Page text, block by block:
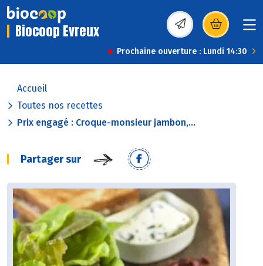
Biocoop Evreux (s’ouvre dans une
Prochaine ouverture : Lundi 14:30
Accueil
Toutes nos recettes
Prix engagé : Croque-monsieur jambon,...
Partager sur